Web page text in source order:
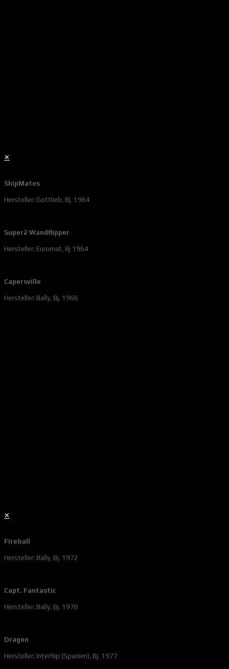
✕
ShipMates
Hersteller: Gottlieb, Bj. 1964
Super2 Wandflipper
Hersteller: Euromat, Bj 1964
Capersville
Hersteller: Bally, Bj. 1966
✕
Fireball
Hersteller: Bally, Bj. 1972
Capt. Fantastic
Hersteller: Bally, Bj. 1976
Dragon
Hersteller: Interflip (Spanien), Bj. 1977